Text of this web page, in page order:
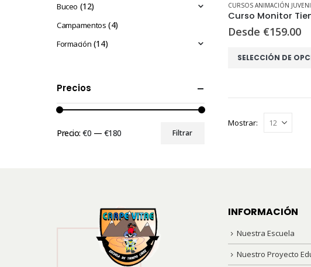
CURSOS ANIMACIÓN
Curso Monitor
Desde €159.00
SELECCIÓN DE
Este
múltiples
Las
la
de
producto
Mostrar:
Buceo (12)
Campamentos (4)
Formación (14)
Precios
Filtrar
Precio:€0 — €180
INFORMACIÓN
Nuestra Escuela
Nuestro Proyecto